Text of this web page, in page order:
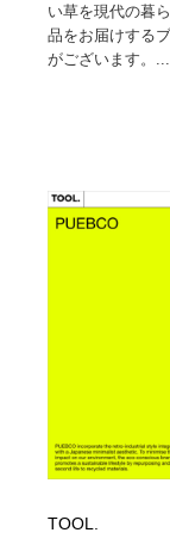
い草を現代の暮
品をお届けする
がございます。...
TOOL.